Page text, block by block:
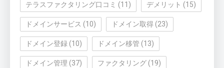
テラスファクタリング口コミ (11) デメリット (15)
ドメインサービス (10) ドメイン取得 (23)
ドメイン登録 (10) ドメイン移管 (13)
ドメイン管理 (37) ファクタリング (19)